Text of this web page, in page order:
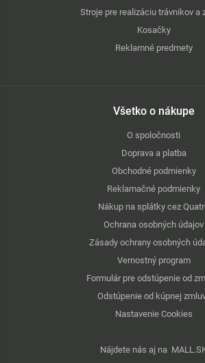
Stroje pre realizáciu trávnikov a
Kosačky
Reklamné predmety
Všetko o nákupe
O spoločnosti
Doprava a platba
Obchodné podmienky
Reklamačné podmienky
Nákup na splátky cez
Ochrana osobných údajov
Zásady ochrany osobných
Vernostný program
Formulár pre odstúpenie od
Odstúpenie od kúpnej
Nastavenie Cookies
Nájdete nás aj na